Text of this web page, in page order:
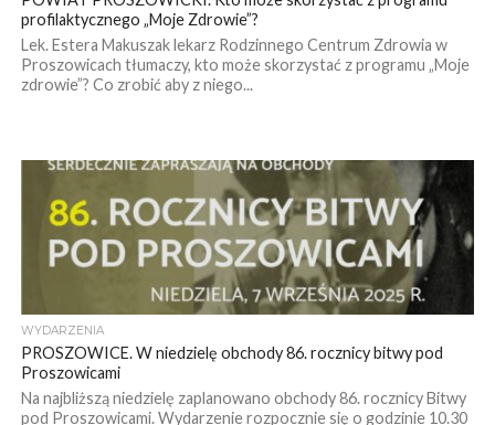
profilaktycznego „Moje Zdrowie”?
Lek. Estera Makuszak lekarz Rodzinnego Centrum Zdrowia w
Proszowicach tłumaczy, kto może skorzystać z programu „Moje
zdrowie”? Co zrobić aby z niego...
WYDARZENIA
PROSZOWICE. W niedzielę obchody 86. rocznicy bitwy pod
Proszowicami
Na najbliższą niedzielę zaplanowano obchody 86. rocznicy Bitwy
pod Proszowicami. Wydarzenie rozpocznie się o godzinie 10.30